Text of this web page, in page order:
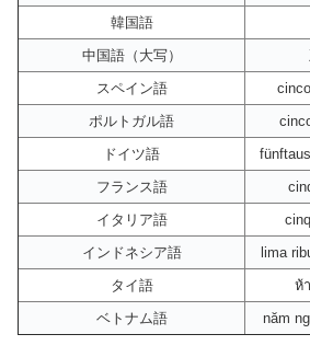
韓国語
中国語（大写）
スペイン語
ポルトガル語
ドイツ語
フランス語
イタリア語
インドネシア語
lima
タイ語
ห้
ベトナム語
năm